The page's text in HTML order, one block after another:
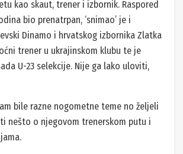
kao skaut, trener i izbornik. Raspored
bio prenatrpan, ‘snimao’ je i
Dinamo i hrvatskog izbornika Zlatka
trener u ukrajinskom klubu te je
U-23 selekcije. Nije ga lako uloviti,
bile razne nogometne teme no željeli
nešto o njegovom trenerskom putu i